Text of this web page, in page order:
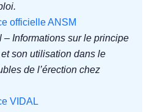
officielle ANSM
– Informations sur le principe
son utilisation dans le
de l’érection chez
VIDAL